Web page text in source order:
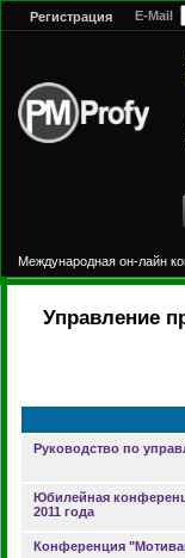
Регистрация E-Mail
Международная он-лайн
Управление
Руководство по
Юбилейная
2011 года
Конференция